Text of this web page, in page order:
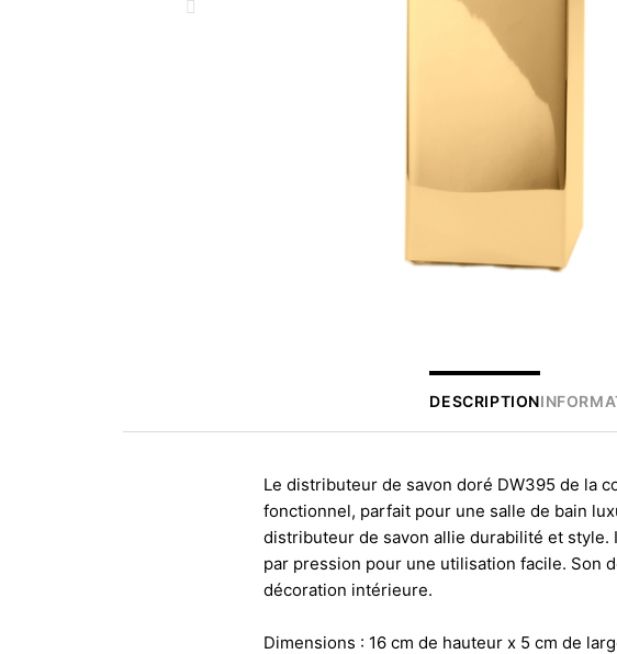
DESCRIPTION
Le distributeur de savon doré DW395 de la
fonctionnel, parfait pour une salle de bain
distributeur de savon allie durabilité et
par pression pour une utilisation facile. Son
décoration intérieure.
Dimensions : 16 cm de hauteur x 5 cm de